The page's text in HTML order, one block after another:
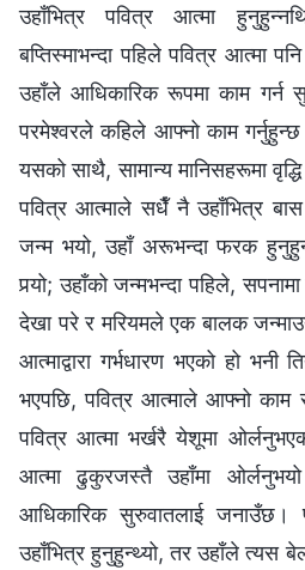
उहाँभित्र पवित्र आत्मा
बप्तिस्माभन्दा पहिले पवित्र आत्मा
उहाँले आधिकारिक रूपमा काम गर्न
परमेश्‍वरले कहिले आफ्‍नो काम
यसको साथै, सामान्य मानिसहरूमा
पवित्र आत्‍माले सधैँ नै उहाँभित्र
जन्‍म भयो, उहाँ अरूभन्दा फरक
पर्‍यो; उहाँको जन्‍मभन्दा पहिले,
देखा परे र मरियमले एक बालक
आत्माद्वारा गर्भधारण भएको हो भनी
भएपछि, पवित्र आत्माले आफ्‍नो काम
पवित्र आत्मा भर्खरै येशूमा
आत्मा ढुकुरजस्तै उहाँमा
आधिकारिक सुरुवातलाई जनाउँछ।
उहाँभित्र हुनुहुन्थ्यो, तर उहाँले त्यस